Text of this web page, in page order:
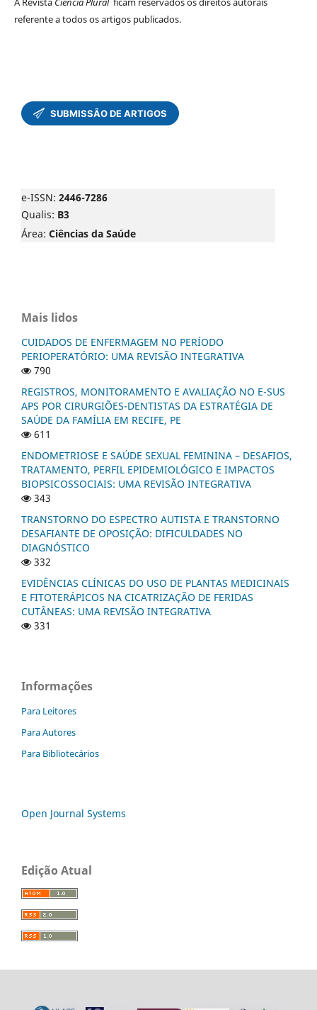
referente a todos os artigos publicados.
e-ISSN: 2446-7286
Qualis: B3
Área: Ciências da Saúde
Mais lidos
CUIDADOS DE ENFERMAGEM NO PERÍODO
PERIOPERATÓRIO: UMA REVISÃO INTEGRATIVA
790
REGISTROS, MONITORAMENTO E AVALIAÇÃO NO E-SUS
APS POR CIRURGIÕES-DENTISTAS DA ESTRATÉGIA DE
SAÚDE DA FAMÍLIA EM RECIFE, PE
611
ENDOMETRIOSE E SAÚDE SEXUAL FEMININA – DESAFIOS,
TRATAMENTO, PERFIL EPIDEMIOLÓGICO E IMPACTOS
BIOPSICOSSOCIAIS: UMA REVISÃO INTEGRATIVA
343
TRANSTORNO DO ESPECTRO AUTISTA E TRANSTORNO
DESAFIANTE DE OPOSIÇÃO: DIFICULDADES NO
DIAGNÓSTICO
332
EVIDÊNCIAS CLÍNICAS DO USO DE PLANTAS MEDICINAIS
E FITOTERÁPICOS NA CICATRIZAÇÃO DE FERIDAS
CUTÂNEAS: UMA REVISÃO INTEGRATIVA
331
Informações
Para Leitores
Para Autores
Para Bibliotecários
Open Journal Systems
Edição Atual